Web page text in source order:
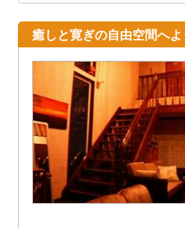
癒しと寛ぎの自由空間へよ